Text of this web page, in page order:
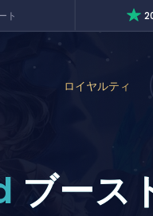
ト
ロイヤルティ
ブース